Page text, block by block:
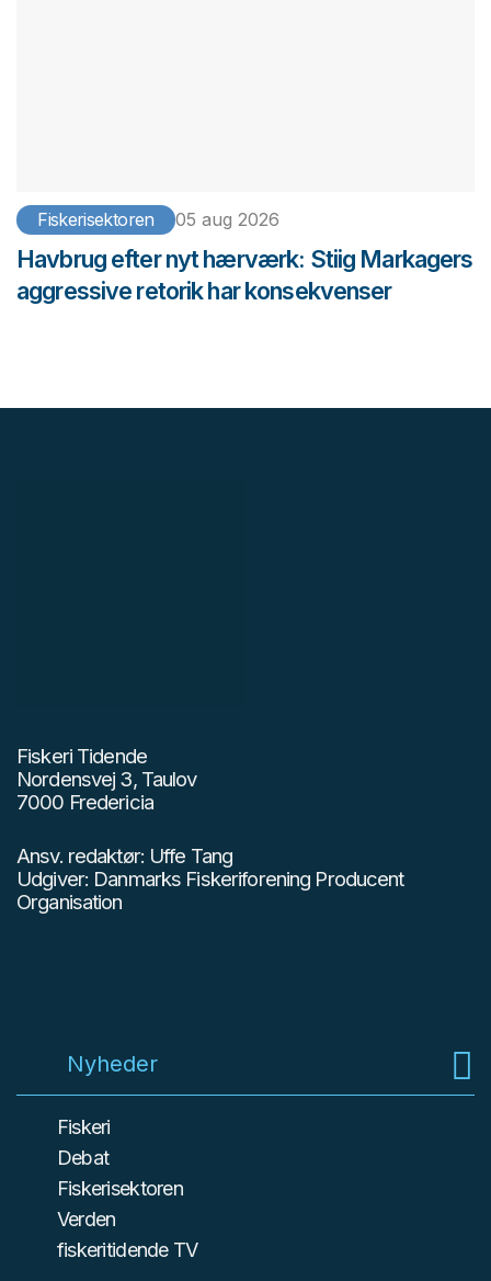
Fiskerisektoren 05 aug 2026
Havbrug efter nyt hærværk: Stiig Markagers
aggressive retorik har konsekvenser
Fiskeri Tidende
Nordensvej 3, Taulov
7000 Fredericia
Ansv. redaktør: Uffe Tang
Udgiver: Danmarks Fiskeriforening Producent
Organisation
Nyheder
Fiskeri
Debat
Fiskerisektoren
Verden
fiskeritidende TV